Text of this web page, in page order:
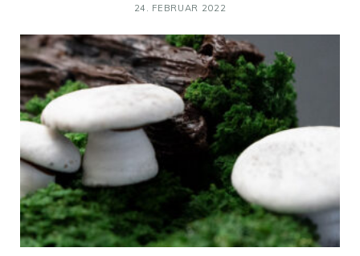
24. FEBRUAR 2022